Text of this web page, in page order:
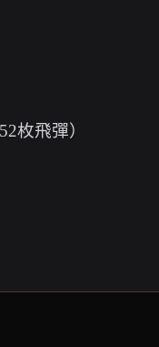
枚飛彈）